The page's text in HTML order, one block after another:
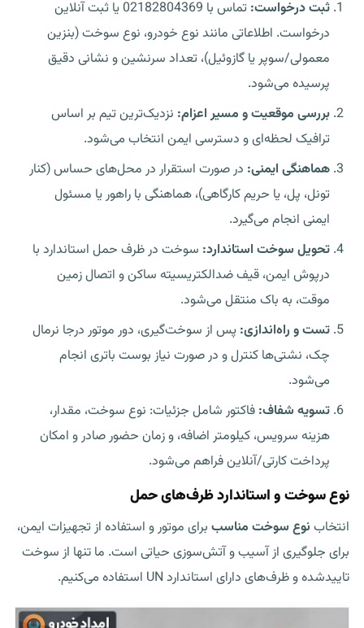
ثبت درخواست:
تماس با 02182804369 یا ثبت آنلاین
درخواست. اطلاعاتی مانند نوع خودرو، نوع سوخت (بنزین
معمولی/سوپر یا گازوئیل)، تعداد سرنشین و نشانی دقیق
پرسیده می‌شود.
بررسی موقعیت و مسیر اعزام: نزدیک‌ترین تیم بر اساس
ترافیک لحظه‌ای و دسترسی ایمن انتخاب می‌شود.
هماهنگی ایمنی: در صورت استقرار در محل‌های حساس (کنار
تونل، پل، یا حریم کارگاهی)، هماهنگی با راهور یا مسئول
ایمنی انجام می‌گیرد.
تحویل سوخت استاندارد: سوخت درظرف حمل استاندارد با
درپوش ایمن، قیف ضدالکتریسیته ساکن و اتصال زمین
موقت، به باک منتقل می‌شود.
تست و راه‌اندازی: پس از سوخت‌گیری، دور موتور درجا نرمال
چک، نشتی‌ها کنترل و در صورت نیاز بوست باتری انجام
می‌شود.
تسویه شفاف: فاکتور شامل جزئیات: نوع سوخت، مقدار،
هزینه سرویس، کیلومتر اضافه، و زمان حضور صادر و امکان
پرداخت کارتی/آنلاین فراهم می‌شود.
نوع سوخت و استاندارد ظرف‌های حمل
انتخاب نوع سوخت مناسب برای موتور و استفاده از تجهیزات ایمن،
برای جلوگیری از آسیب و آتش‌سوزی حیاتی است. ما تنها از سوخت
تاییدشده و ظرف‌های دارای استاندارد UN استفاده می‌کنیم.